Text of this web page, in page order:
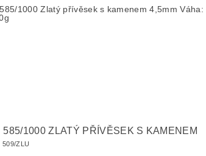
1000 Zlatý přívěsek s kamenem 4,5mm Váha:
585/1000 ZLATÝ PŘÍVĚSEK S KAMENEM
509/ZLU